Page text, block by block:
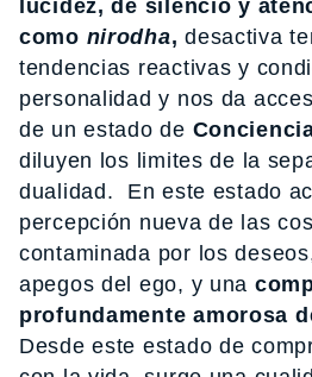
lucidez, de silencio y
como nirodha, desactiva
tendencias reactivas y
personalidad y nos da
de un estado de
diluyen los limites de la
dualidad. En este estado
percepción nueva de las
contaminada por los
apegos del ego, y una
profundamente amorosa
Desde este estado de